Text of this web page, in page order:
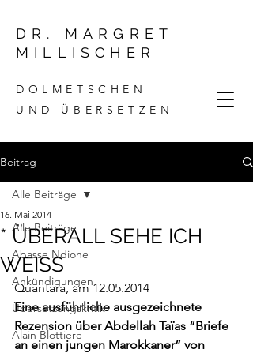
DR. MARGRET
MILLISCHER
DOLMETSCHEN
UND ÜBERSETZEN
Beitrag
Alle Beiträge
Abasse Ndione
Ankündigungen
Übersetzungskritik
Alain Blottiere
Alle Beiträge
* ÜBERALL SEHE ICH
WEISS
16. Mai 2014
Quantara, am 12.05.2014
Eine ausführliche ausgezeichnete
Rezension über Abdellah Taïas “Briefe
an einen jungen Marokkaner” von